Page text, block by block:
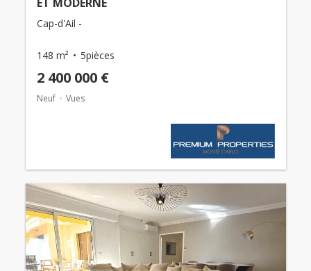
Cap-d'Ail -
148 m² 5pièces
2 400 000 €
Neuf Vues